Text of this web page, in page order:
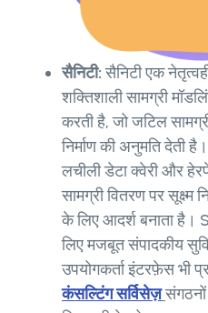
सैनिटी:सैनिटी एक
शक्तिशाली सामग्री
करती है, जो जटिल
निर्माण की अनुमति देती
लचीली डेटा क्वेरी और
सामग्री वितरण पर सूक्ष्म
के लिए आदर्श बनाता है।
लिए मजबूत संपादकीय
उपयोगकर्ता इंटरफ़ेस भी
कंसल्टिंग सर्विसेज़